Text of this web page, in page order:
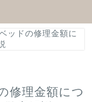
ッドの修理金額に
修理金額につ